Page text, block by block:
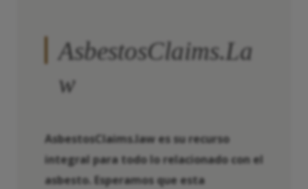
AsbestosClaims.La
w
AsbestosClaims.law es su recurso
integral para todo lo relacionado con el
asbesto. Esperamos que esta